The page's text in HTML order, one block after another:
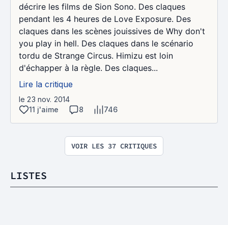
décrire les films de Sion Sono. Des claques
pendant les 4 heures de Love Exposure. Des
claques dans les scènes jouissives de Why don't
you play in hell. Des claques dans le scénario
tordu de Strange Circus. Himizu est loin
d'échapper à la règle. Des claques...
Lire la critique
le 23 nov. 2014
11 j'aime
8 746
VOIR LES 37 CRITIQUES
LISTES